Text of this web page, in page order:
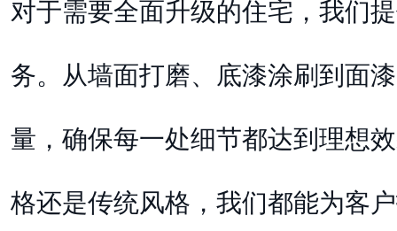
对于需要全面升级的住宅，我们
务。从墙面打磨、底漆涂刷到面
量，确保每一处细节都达到理想
格还是传统风格，我们都能为客